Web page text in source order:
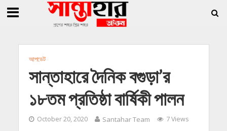
জিললুর, সাধারণ সম্পাদক সোহাগ » সান্তাহারে হেরোইনসহ যুবক গ্রেফতার
আপডেট
সান্তাহারে দৈনিক বগুড়া’র
১৮তম প্রতিষ্ঠা বার্ষিকী পালন
October 20, 2020 Santahar Team 7 Views